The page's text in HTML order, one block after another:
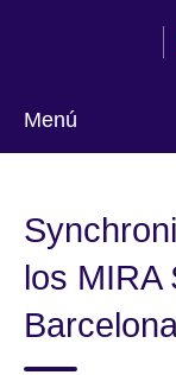
Menú
los MIRA